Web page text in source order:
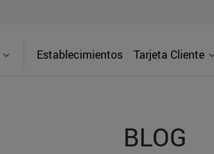
Establecimientos Tarjeta Cliente
BLOG